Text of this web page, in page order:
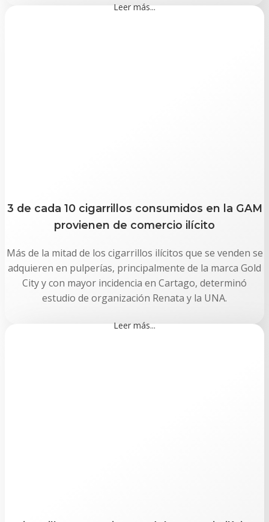
Leer más...
3 de cada 10 cigarrillos consumidos en la GAM
provienen de comercio ilícito
Más de la mitad de los cigarrillos ilícitos que se venden se
adquieren en pulperías, principalmente de la marca Gold
City y con mayor incidencia en Cartago, determinó
estudio de organización Renata y la UNA.
Leer más...